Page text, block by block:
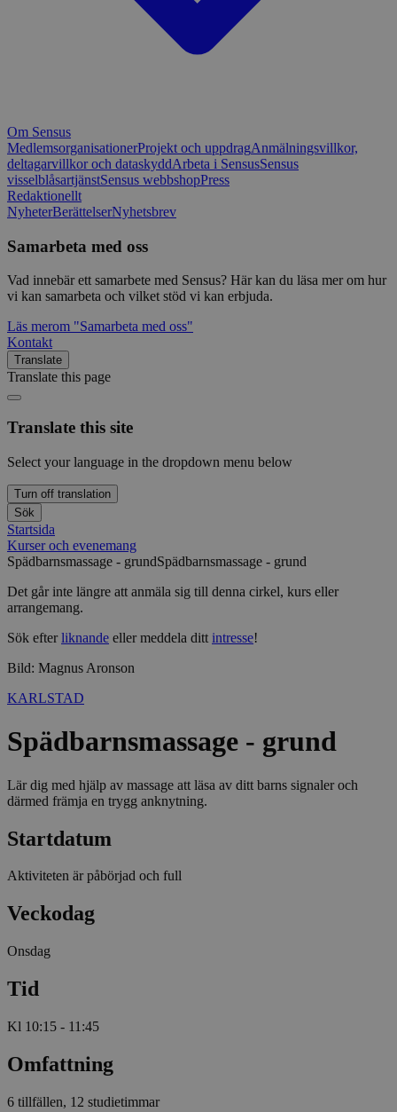
Om Sensus
MedlemsorganisationerProjekt och uppdragAnmälningsvillkor,
deltagarvillkor och dataskyddArbeta i SensusSensus
visselblåsartjänstSensus webbshopPress
Redaktionellt
NyheterBerättelserNyhetsbrev
Samarbeta med oss
Vad innebär ett samarbete med Sensus? Här kan du läsa mer om hur
vi kan samarbeta och vilket stöd vi kan erbjuda.
Läs merom "Samarbeta med oss"
Kontakt
Translate
Translate this page
Translate this site
Select your language in the dropdown menu below
Turn off translation
Sök
Startsida
Kurser och evenemang
Spädbarnsmassage - grundSpädbarnsmassage - grund
Det går inte längre att anmäla sig till denna cirkel, kurs eller
arrangemang.
Sök efterliknande eller meddela ditt intresse!
Bild: Magnus Aronson
KARLSTAD
Spädbarnsmassage - grund
Lär dig med hjälp av massage att läsa av ditt barns signaler och
därmed främja en trygg anknytning.
Startdatum
Aktiviteten är påbörjad och full
Veckodag
Onsdag
Tid
Kl 10:15 - 11:45
Omfattning
6 tillfällen, 12 studietimmar